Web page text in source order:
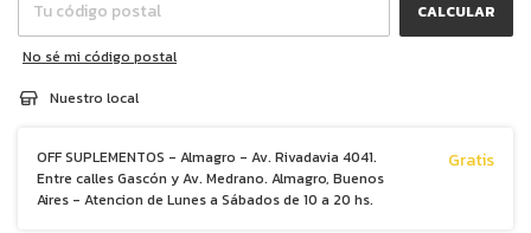
CALCULAR
No sé mi código postal
Nuestro local
OFF SUPLEMENTOS - Almagro - Av. Rivadavia 4041.
Entre calles Gascón y Av. Medrano. Almagro, Buenos
Aires - Atencion de Lunes a Sábados de 10 a 20 hs.
Gratis